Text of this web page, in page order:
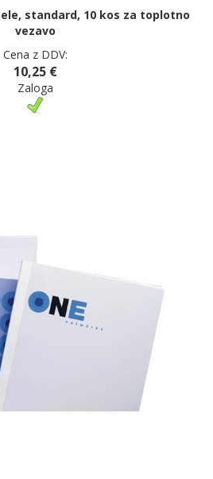
standard, 10 kos za toplotno
vezavo
Cena z DDV:
10,25 €
Zaloga